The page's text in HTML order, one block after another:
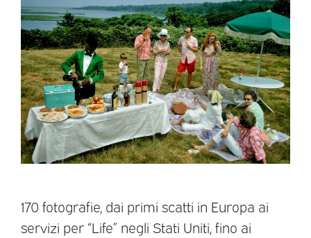
170 fotografie, dai primi scatti in Europa ai
servizi per “Life” negli Stati Uniti, fino ai